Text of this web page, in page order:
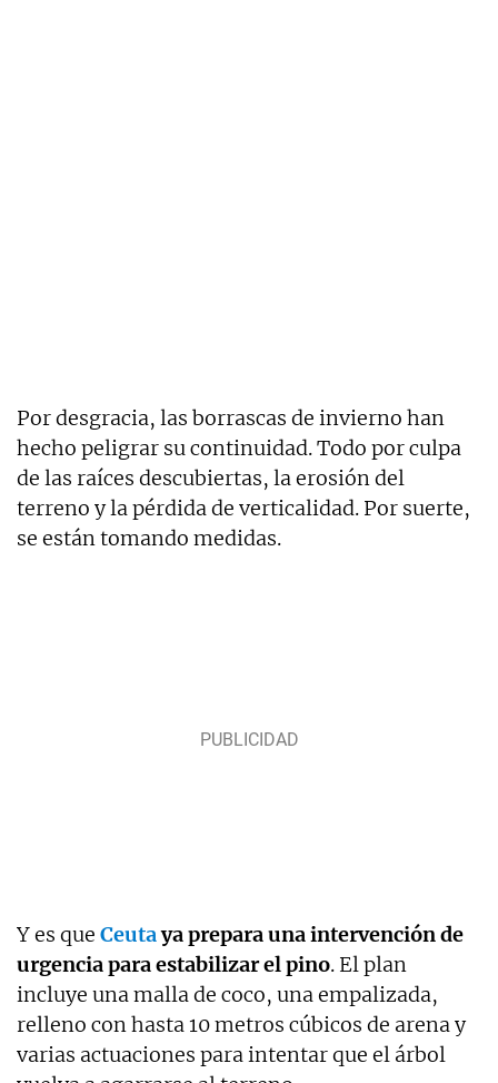
Por desgracia, las borrascas de invierno han
hecho peligrar su continuidad. Todo por culpa
de las raíces descubiertas, la erosión del
terreno y la pérdida de verticalidad. Por suerte,
se están tomando medidas.
Y es que Ceutaya prepara una intervención de
urgencia para estabilizar elpino. El plan
incluye una malla de coco, una empalizada,
relleno con hasta 10 metros cúbicos de arena y
varias actuaciones para intentar que el árbol